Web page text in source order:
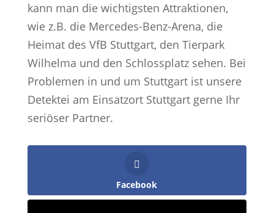
kann man die wichtigsten Attraktionen,
wie z.B. die Mercedes-Benz-Arena, die
Heimat des VfB Stuttgart, den Tierpark
Wilhelma und den Schlossplatz sehen. Bei
Problemen in und um Stuttgart ist unsere
Detektei am Einsatzort Stuttgart gerne Ihr
seriöser Partner.
Facebook